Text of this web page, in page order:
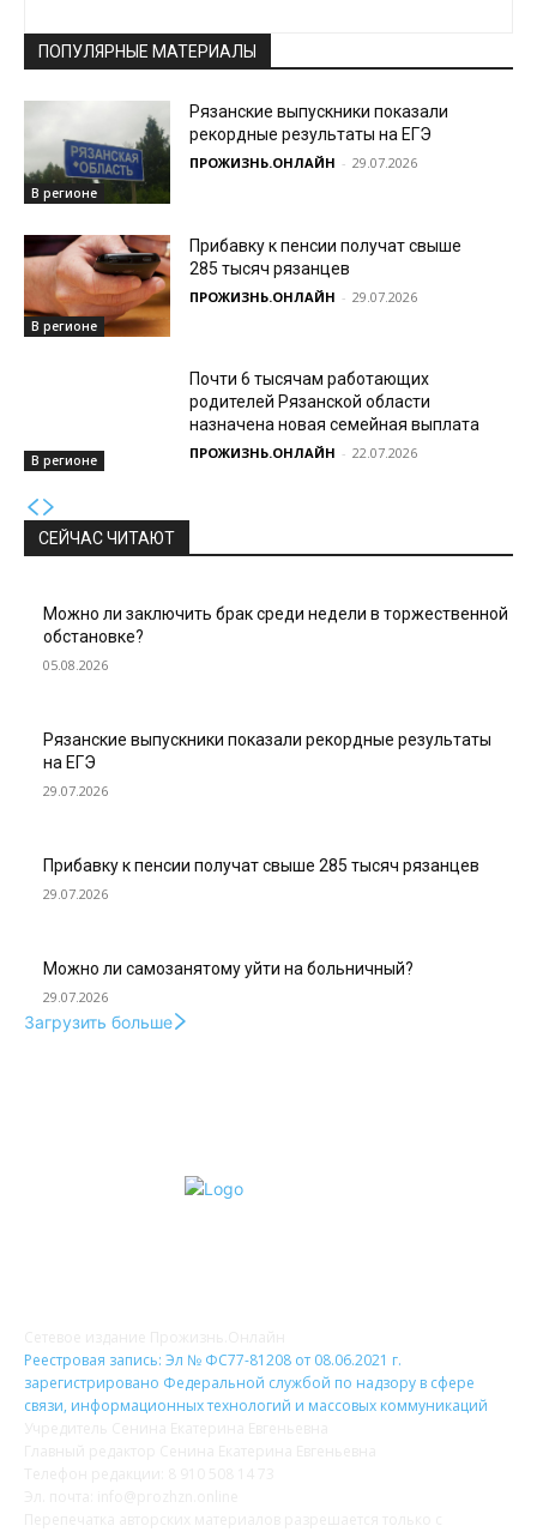
ПОПУЛЯРНЫЕ МАТЕРИАЛЫ
В регионе
Рязанские выпускники показали
рекордные результаты на ЕГЭ
ПРОЖИЗНЬ.ОНЛАЙН - 29.07.2026
В регионе
Прибавку к пенсии получат свыше
285 тысяч рязанцев
ПРОЖИЗНЬ.ОНЛАЙН - 29.07.2026
В регионе
Почти 6 тысячам работающих
родителей Рязанской области
назначена новая семейная выплата
ПРОЖИЗНЬ.ОНЛАЙН - 22.07.2026
СЕЙЧАС ЧИТАЮТ
Можно ли заключить брак среди недели в торжественной
обстановке?
05.08.2026
Рязанские выпускники показали рекордные результаты
на ЕГЭ
29.07.2026
Прибавку к пенсии получат свыше 285 тысяч рязанцев
29.07.2026
Можно ли самозанятому уйти на больничный?
29.07.2026
Загрузить больше
Реестровая запись: Эл № ФС77-81208 от 08.06.2021 г.
зарегистрировано Федеральной службой по надзору в сфере
связи, информационных технологий и массовых коммуникаций